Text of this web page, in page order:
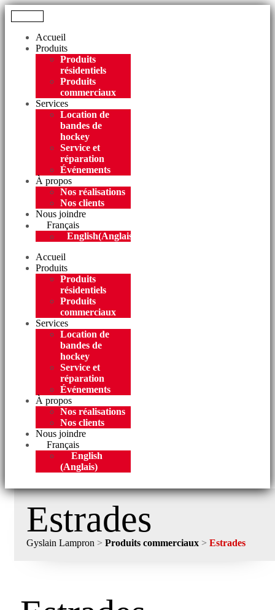
Accueil
Produits
Produits
résidentiels
Produits
commerciaux
Services
Location de
bandes de
hockey
Service et
réparation
Événements
À propos
Nos réalisations
Nos clients
Nous joindre
Français
English(Anglais
Accueil
Produits
Produits
résidentiels
Produits
commerciaux
Services
Location de
bandes de
hockey
Service et
réparation
Événements
À propos
Nos réalisations
Nos clients
Nous joindre
Français
English
(Anglais)
Estrades
Gyslain Lampron > Produits commerciaux > Estrades